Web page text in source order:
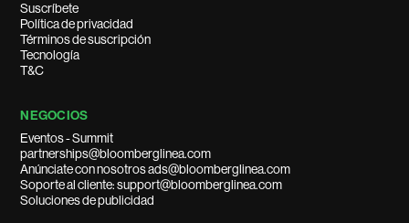
Suscríbete
Política de privacidad
Términos de suscripción
Tecnología
T&C
NEGOCIOS
Eventos - Summit
partnerships@bloomberglinea.com
Anúnciate con nosotros ads@bloomberglinea.com
Soporte al cliente: support@bloomberglinea.com
Soluciones de publicidad